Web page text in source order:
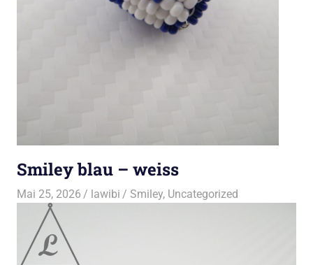
Smiley blau – weiss
Mai 25, 2026 lawibi Smiley, Uncategorized